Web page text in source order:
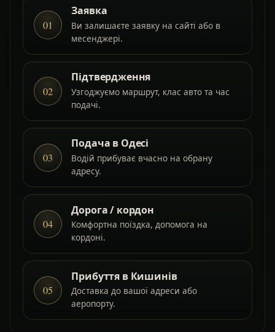
01
Заявка
Ви залишаєте заявку на сайті або в
месенджері.
02
Підтвердження
Узгоджуємо маршрут, клас авто та час
подачі.
03
Подача в Одесі
Водій прибуває вчасно на обрану
адресу.
04
Дорога / кордон
Комфортна поїздка, допомога на
кордоні.
05
Прибуття в Кишинів
Доставка до вашої адреси або
аеропорту.